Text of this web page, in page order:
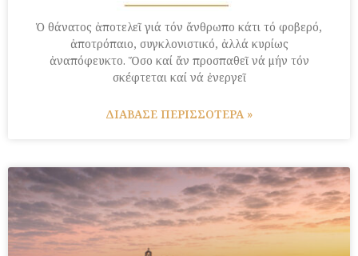
Ὁ θάνατος ἀποτελεῖ γιά τόν ἄνθρωπο κάτι τό φοβερό,
ἀποτρόπαιο, συγκλονιστικό, ἀλλά κυρίως
ἀναπόφευκτο. Ὅσο καί ἄν προσπαθεῖ νά μήν τόν
σκέφτεται καί νά ἐνεργεῖ
ΔΙΑΒΑΣΕ ΠΕΡΙΣΣΟΤΕΡΑ »